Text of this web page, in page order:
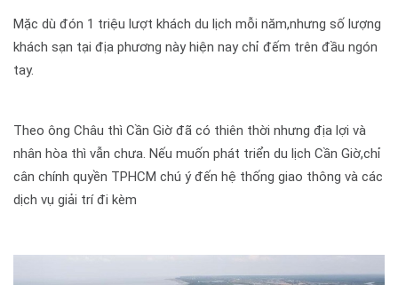
Mặc dù đón 1 triệu lượt khách du lịch mỗi năm,nhưng số lượng
khách sạn tại địa phương này hiện nay chỉ đếm trên đầu ngón
tay.
Theo ông Châu thì Cần Giờ đã có thiên thời nhưng địa lợi và
nhân hòa thì vẫn chưa. Nếu muốn phát triển du lịch Cần Giờ,chỉ
cân chính quyền TPHCM chú ý đến hệ thống giao thông và các
dịch vụ giải trí đi kèm